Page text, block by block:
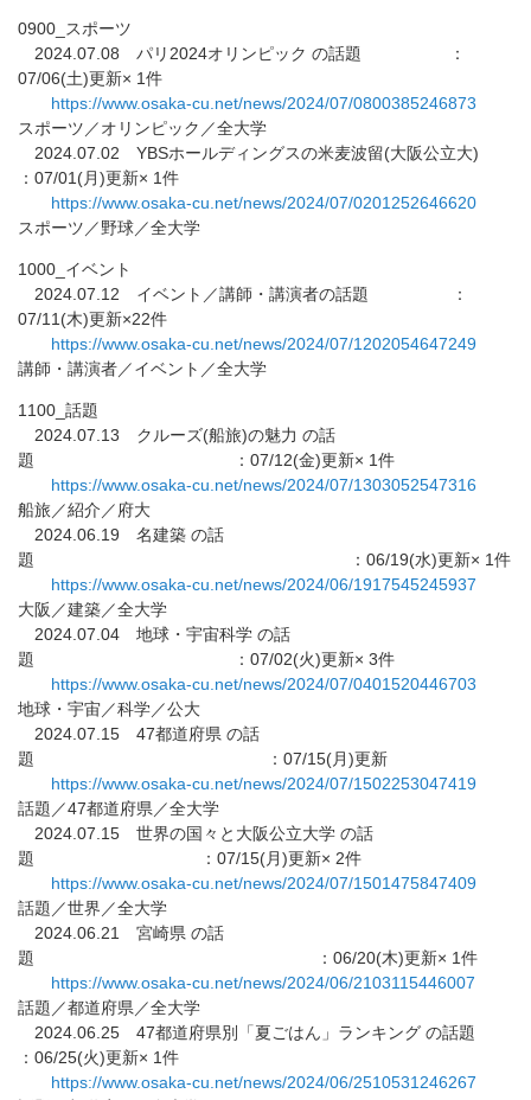
0900_スポーツ
2024.07.08 パリ2024オリンピック の話題 ：
07/06(土)更新× 1件
https://www.osaka-cu.net/news/2024/07/0800385246873
スポーツ／オリンピック／全大学
2024.07.02 YBSホールディングスの米麦波留(大阪公立大)
：07/01(月)更新× 1件
https://www.osaka-cu.net/news/2024/07/0201252646620
スポーツ／野球／全大学
1000_イベント
2024.07.12 イベント／講師・講演者の話題 ：
07/11(木)更新×22件
https://www.osaka-cu.net/news/2024/07/1202054647249
講師・講演者／イベント／全大学
1100_話題
2024.07.13 クルーズ(船旅)の魅力 の話
題 ：07/12(金)更新× 1件
https://www.osaka-cu.net/news/2024/07/1303052547316
船旅／紹介／府大
2024.06.19 名建築 の話
題 ：06/19(水)更新× 1件
https://www.osaka-cu.net/news/2024/06/1917545245937
大阪／建築／全大学
2024.07.04 地球・宇宙科学 の話
題 ：07/02(火)更新× 3件
https://www.osaka-cu.net/news/2024/07/0401520446703
地球・宇宙／科学／公大
2024.07.15 47都道府県 の話
題 ：07/15(月)更新
https://www.osaka-cu.net/news/2024/07/1502253047419
話題／47都道府県／全大学
2024.07.15 世界の国々と大阪公立大学 の話
題 ：07/15(月)更新× 2件
https://www.osaka-cu.net/news/2024/07/1501475847409
話題／世界／全大学
2024.06.21 宮崎県 の話
題 ：06/20(木)更新× 1件
https://www.osaka-cu.net/news/2024/06/2103115446007
話題／都道府県／全大学
2024.06.25 47都道府県別「夏ごはん」ランキング の話題
：06/25(火)更新× 1件
https://www.osaka-cu.net/news/2024/06/2510531246267